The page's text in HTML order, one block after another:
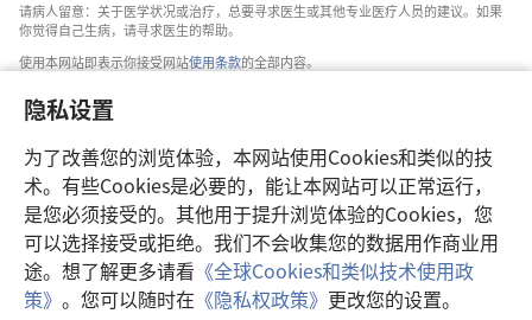
隐私设置
为了改善您的浏览体验，本网站使用Cookies和类似的技
术。有些Cookies是必要的，能让本网站可以正常运行，
是您必须接受的。其他用于提升浏览体验的Cookies，您
可以选择接受或拒绝。我们不会收集您的数据用作商业用
途。想了解更多请看 《全球Cookies和类似技术使用政
策》 。您可以随时在 《隐私权政策》 更改您的设置。
请病人留意：关于医学状况或治疗，总要寻求医生或其他专业医疗人员的建议。如果
你觉得自己生病，请寻求医生的帮助。
使用本网站即表示你接受网站使用条款的全部内容。
设置外观
Copyright© 2026 Watch Tower Bible and Tract Society of Pennsylvania.
使用条款|隐私权政策| 隐私设置